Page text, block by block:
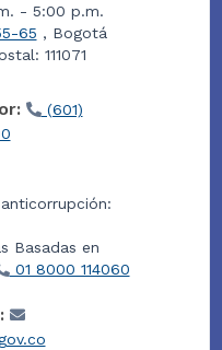
- 5:00 p.m.
65 , Bogotá
111071
(601)
Basadas en
01 8000 114060